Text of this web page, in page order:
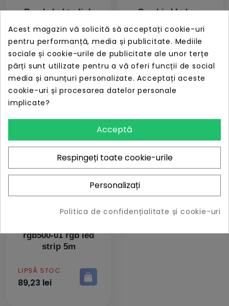
Banda led tp-link
incorporat consum
20.5w banda 5m
control prin
aplicatia tapo
comenzi vocale
tapo l920
PRET
LIPSĂ STOC
186,55 lei
Gembird led-su-
self adhesive strip
30 cm
PRET
LIPSĂ STOC
9,03 lei
rgb500-01 rgb led
strip 5m
PRET
LIPSĂ STOC
89,23 lei
Acest magazin vă solicită să acceptați cookie-uri
pentru performanță, media și publicitate. Mediile
sociale și cookie-urile de publicitate ale unor terțe
părți sunt utilizate pentru a vă oferi funcții de social
media și anunțuri personalizate. Acceptați aceste
cookie-uri și procesarea datelor personale
implicate?
Acceptă
Respingeți toate cookie-urile
Personalizați
Politica de confidențialitate și cookie-uri